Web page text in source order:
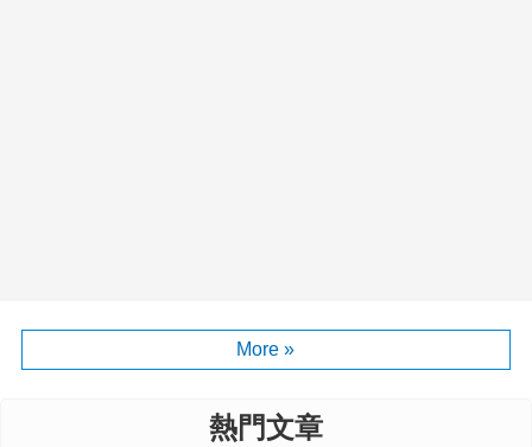
More »
熱門文章